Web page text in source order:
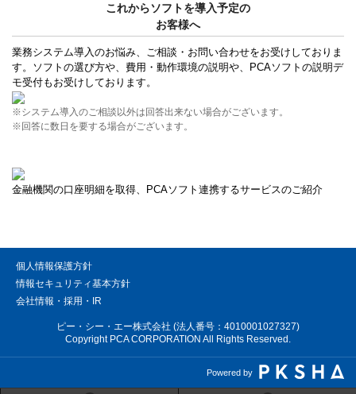
これからソフトを導入予定の
お客様へ
業務システム導入のお悩み、ご相談・お問い合わせをお受けしておりま
す。ソフトの選び方や、費用・動作環境の説明や、PCAソフトの説明デ
モ受付もお受けしております。
※システム導入のご相談以外は回答出来ない場合がございます。
※回答に数日を要する場合がございます。
金融機関の口座明細を取得、PCAソフト連携するサービスのご紹介
個人情報保護方針
情報セキュリティ基本方針
会社情報・採用・IR
ピー・シー・エー株式会社 (法人番号：4010001027327)
Copyright PCA CORPORATION All Rights Reserved.
Powered by